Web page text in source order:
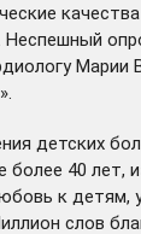
Марии
детских
40 лет,
к детям,
слов